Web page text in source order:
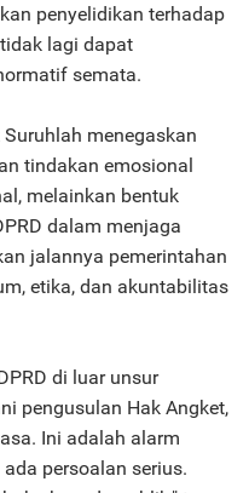
penyelidikan terhadap
lagi dapat
semata.
menegaskan
tindakan emosional
melainkan bentuk
dalam menjaga
jalannya pemerintahan
etika, dan akuntabilitas
di luar unsur
pengusulan Hak Angket,
Ini adalah alarm
persoalan serius.